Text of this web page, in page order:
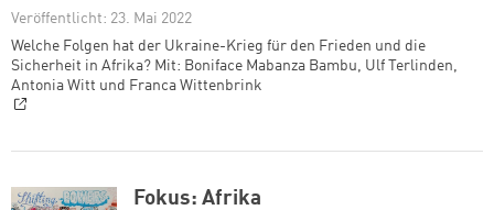
Veröffentlicht: 23. Mai 2022
Welche Folgen hat der Ukraine-Krieg für den Frieden und die
Sicherheit in Afrika? Mit: Boniface Mabanza Bambu, Ulf Terlinden,
Antonia Witt und Franca Wittenbrink
Fokus: Afrika